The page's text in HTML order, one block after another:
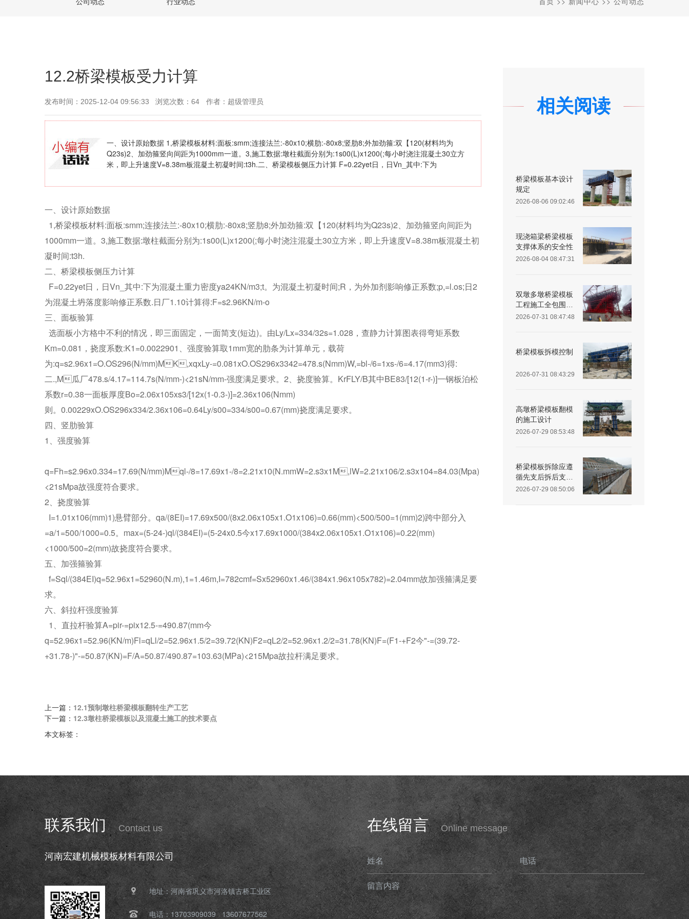
12.2桥梁模板受力计算
发布时间：2025-12-04 09:56:33 浏览次数：64 作者：超级管理员
一、设计原始数据 1,桥梁模板材料:面板:smm;连接法兰:-80x10;横肋:-80x8;竖肋8;外加劲箍:双【120(材料均为
Q23s)2、加劲箍竖向间距为1000mm一道。3,施工数据:墩柱截面分别为:1s00(L)x1200(;每小时浇注混凝土30立方
米，即上升速度V=8.38m板混凝土初凝时间:t3h.二、桥梁模板侧压力计算 F=0.22yet日，日Vn_其中:下为
一、设计原始数据
1,桥梁模板材料:面板:smm;连接法兰:-80x10;横肋:-80x8;竖肋8;外加劲箍:双【120(材料均为Q23s)2、加劲箍竖向间距为
1000mm一道。3,施工数据:墩柱截面分别为:1s00(L)x1200(;每小时浇注混凝土30立方米，即上升速度V=8.38m板混凝土初
凝时间:t3h.
二、桥梁模板侧压力计算
F=0.22yet日，日Vn_其中:下为混凝土重力密度ya24KN/m3;t。为混凝土初凝时间;R，为外加剂影响修正系数;p,=l.os;日2
为混凝土坍落度影响修正系数.日厂1.10计算得:F=s2.96KN/m-o
三、面板验算
选面板小方格中不利的情况，即三面固定，一面简支(短边)。由Ly/Lx=334/32s=1.028，查静力计算图表得弯矩系数
Km=0.081，挠度系数:K1=0.0022901、强度验算取1mm宽的肋条为计算单元，载荷
为:q=s2.96x1=O.OS296(N/mm)MK,xqxLy-=0.081xO.OS296x3342=478.s(Nmm)W,=bl-/6=1xs-/6=4.17(mm3)得:
二.,M瓜厂478.s/4.17=114.7s(N/mm-)<21sN/mm-强度满足要求。2、挠度验算。KrFLY/B其中BE83/[12(1-r-)]一钢板泊松
系数r=0.38一面板厚度Bo=2.06x105xs3/[12x(1-0.3-)]=2.36x106(Nmm)
则。0.00229xO.OS296x334/2.36x106=0.64Ly/s00=334/s00=0.67(mm)挠度满足要求。
四、竖肋验算
1、强度验算
q=Fh=s2.96x0.334=17.69(N/mm)Mql-/8=17.69x1-/8=2.21x10(N.mmW=2.s3x1M,lW=2.21x106/2.s3x104=84.03(Mpa)
<21sMpa故强度符合要求。
2、挠度验算
I=1.01x106(mm)1)悬臂部分。qa/(8EI)=17.69x500/(8x2.06x105x1.O1x106)=0.66(mm)<500/500=1(mm)2)跨中部分入
=a/1=500/1000=0.5。max=(5-24-)ql/(384EI)=(5-24x0.5今x17.69x1000/(384x2.06x105x1.O1x106)=0.22(mm)
<1000/500=2(mm)故挠度符合要求。
五、加强箍验算
f=Sql/(384EI)q=52.96x1=52960(N.m),1=1.46m,I=782cmf=Sx52960x1.46/(384x1.96x105x782)=2.04mm故加强箍满足要
求。
六、斜拉杆强度验算
1、直拉杆验算A=pir-=pix12.5-=490.87(mm今
q=52.96x1=52.96(KN/m)Fl=qLl/2=52.96x1.5/2=39.72(KN)F2=qL2/2=52.96x1.2/2=31.78(KN)F=(F1-+F2今"-=(39.72-
+31.78-)"-=50.87(KN)=F/A=50.87/490.87=103.63(MPa)<215Mpa故拉杆满足要求。
上一篇： 12.1预制墩柱桥梁模板翻转生产工艺
下一篇： 12.3墩柱桥梁模板以及混凝土施工的技术要点
本文标签：
相关阅读
桥梁模板基本设计
规定
2026-08-06 09:02:46
现浇箱梁桥梁模板
支撑体系的安全性
2026-08-04 08:47:31
双墩多墩桥梁模板
工程施工全包围防
护架设计
2026-07-31 08:47:48
桥梁模板拆模控制
2026-07-31 08:43:29
高墩桥梁模板翻模
的施工设计
2026-07-29 08:53:48
桥梁模板拆除应遵
循先支后拆后支先
拆的顺序进行
2026-07-29 08:50:06
在线留言 Online message
姓名 电话
留言内容
联系我们 Contact us
河南宏建机械模板材料有限公司
地址：河南省巩义市河洛镇古桥工业区
电话：13703909039 13607677562